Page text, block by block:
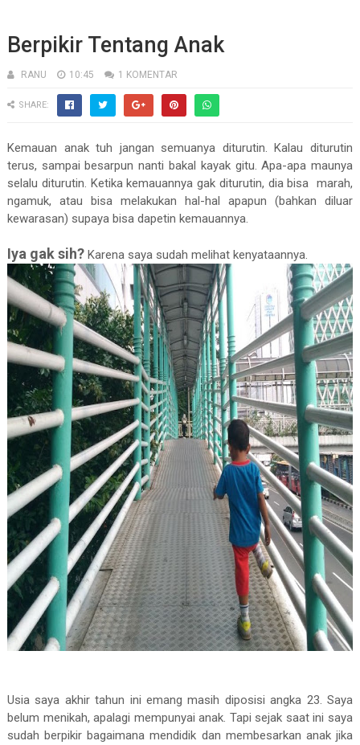
Berpikir Tentang Anak
RANU 10:45 1 KOMENTAR
SHARE:
Kemauan anak tuh jangan semuanya diturutin. Kalau diturutin
terus, sampai besarpun nanti bakal kayak gitu. Apa-apa maunya
selalu diturutin. Ketika kemauannya gak diturutin, dia bisa marah,
ngamuk, atau bisa melakukan hal-hal apapun (bahkan diluar
kewarasan) supaya bisa dapetin kemauannya.
Iya gak sih?Karena saya sudah melihat kenyataannya.
Usia saya akhir tahun ini emang masih diposisi angka 23. Saya
belum menikah, apalagi mempunyai anak. Tapi sejak saat ini saya
sudah berpikir bagaimana mendidik dan membesarkan anak jika